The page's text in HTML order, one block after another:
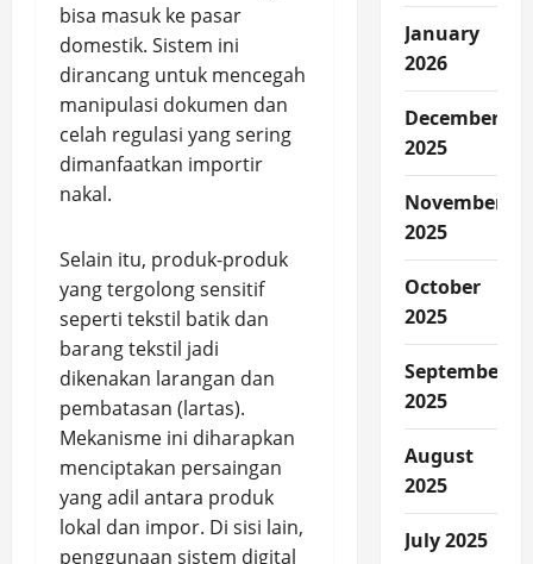
bisa masuk ke pasar
domestik. Sistem ini
dirancang untuk mencegah
manipulasi dokumen dan
celah regulasi yang sering
dimanfaatkan importir
nakal.
Selain itu, produk-produk
yang tergolong sensitif
seperti tekstil batik dan
barang tekstil jadi
dikenakan larangan dan
pembatasan (lartas).
Mekanisme ini diharapkan
menciptakan persaingan
yang adil antara produk
lokal dan impor. Di sisi lain,
penggunaan sistem digital
January
2026
December
2025
November
2025
October
2025
September
2025
August
2025
July 2025